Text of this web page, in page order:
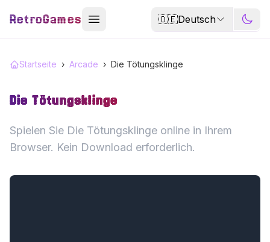
RetroGames 🇩🇪Deutsch
Startseite › Arcade › Die Tötungsklinge
Die Tötungsklinge
Spielen Sie Die Tötungsklinge online in Ihrem
Browser. Kein Download erforderlich.